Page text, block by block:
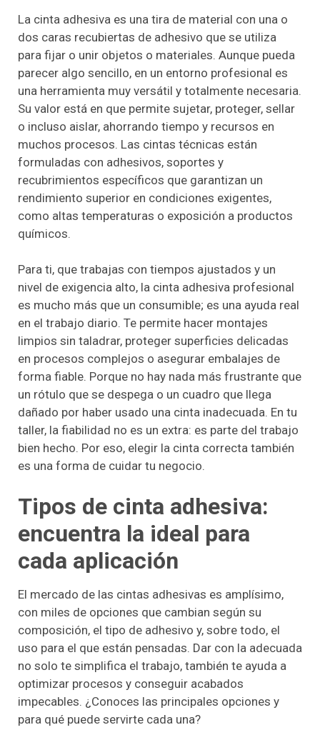
La cinta adhesiva es una tira de material con una o
dos caras recubiertas de adhesivo que se utiliza
para fijar o unir objetos o materiales. Aunque pueda
parecer algo sencillo, en un entorno profesional es
una herramienta muy versátil y totalmente necesaria.
Su valor está en que permite sujetar, proteger, sellar
o incluso aislar, ahorrando tiempo y recursos en
muchos procesos. Las cintas técnicas están
formuladas con adhesivos, soportes y
recubrimientos específicos que garantizan un
rendimiento superior en condiciones exigentes,
como altas temperaturas o exposición a productos
químicos.
Para ti, que trabajas con tiempos ajustados y un
nivel de exigencia alto, la cinta adhesiva profesional
es mucho más que un consumible; es una ayuda real
en el trabajo diario. Te permite hacer montajes
limpios sin taladrar, proteger superficies delicadas
en procesos complejos o asegurar embalajes de
forma fiable. Porque no hay nada más frustrante que
un rótulo que se despega o un cuadro que llega
dañado por haber usado una cinta inadecuada. En tu
taller, la fiabilidad no es un extra: es parte del trabajo
bien hecho. Por eso, elegir la cinta correcta también
es una forma de cuidar tu negocio.
Tipos de cinta adhesiva:
encuentra la ideal para
cada aplicación
El mercado de las cintas adhesivas es amplísimo,
con miles de opciones que cambian según su
composición, el tipo de adhesivo y, sobre todo, el
uso para el que están pensadas. Dar con la adecuada
no solo te simplifica el trabajo, también te ayuda a
optimizar procesos y conseguir acabados
impecables. ¿Conoces las principales opciones y
para qué puede servirte cada una?